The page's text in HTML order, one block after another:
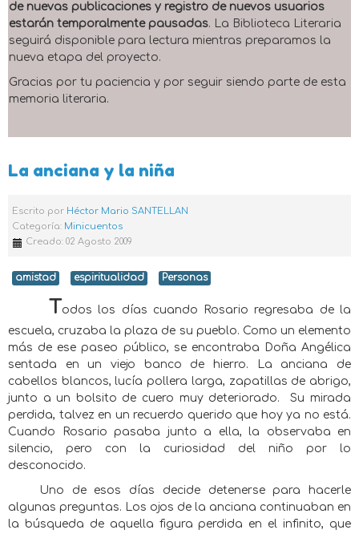
de nuevas publicaciones y registro de nuevos usuarios
estarán temporalmente pausadas. La Biblioteca Literaria
seguirá disponible para lectura mientras preparamos la
nueva etapa del proyecto.
Gracias por tu paciencia y por seguir siendo parte de esta
memoria literaria.
La anciana y la niña
Escrito por Héctor Mario SANTELLAN
Categoría: Minicuentos
Creado: 02 Agosto 2009
amistad espiritualidad Personas
Todos los días cuando Rosario regresaba de la
escuela, cruzaba la plaza de su pueblo. Como un elemento
más de ese paseo público, se encontraba Doña Angélica
sentada en un viejo banco de hierro. La anciana de
cabellos blancos, lucía pollera larga, zapatillas de abrigo,
junto a un bolsito de cuero muy deteriorado.
Su mirada
perdida, talvez en un recuerdo querido que hoy ya no está.
Cuando Rosario pasaba junto a ella, la observaba en
silencio, pero con la curiosidad del niño por lo
desconocido.
Uno de esos días decide detenerse para hacerle
algunas preguntas. Los ojos de la anciana continuaban en
la búsqueda de aquella figura perdida en el infinito, que